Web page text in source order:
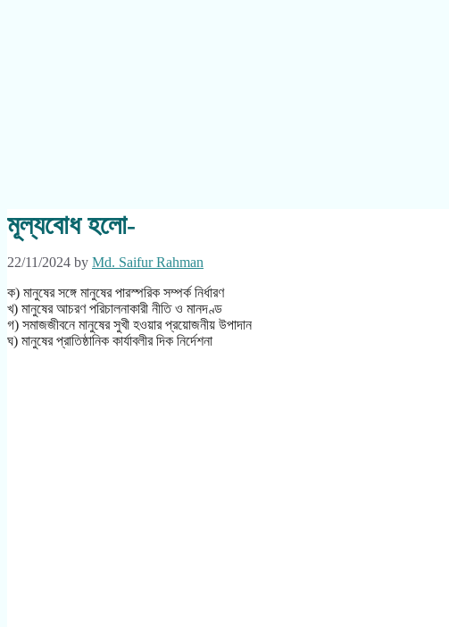
মূল্যবোধ হলো-
22/11/2024 by Md. Saifur Rahman
ক) মানুষের সঙ্গে মানুষের পারস্পরিক সম্পর্ক নির্ধারণ
খ) মানুষের আচরণ পরিচালনাকারী নীতি ও মানদণ্ড
গ) সমাজজীবনে মানুষের সুখী হওয়ার প্রয়োজনীয় উপাদান
ঘ) মানুষের প্রাতিষ্ঠানিক কার্যাবলীর দিক নির্দেশনা